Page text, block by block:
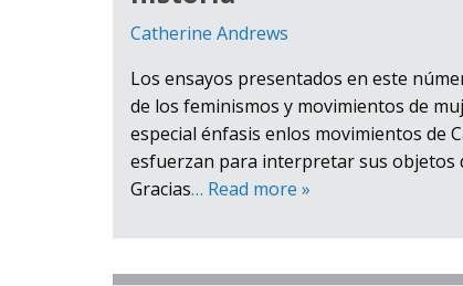
Catherine Andrews
Los ensayos presentados en este
de los feminismos y movimientos de
especial énfasis enlos movimientos de
esfuerzan para interpretar sus objetos
Gracias… Read more »